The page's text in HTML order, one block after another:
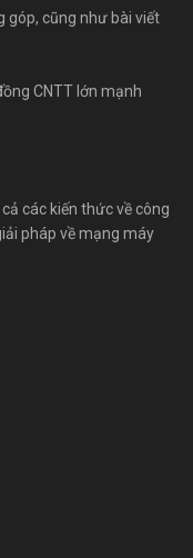
góp, cũng như bài viết
CNTT lớn mạnh
các kiến thức về công
pháp về mạng máy